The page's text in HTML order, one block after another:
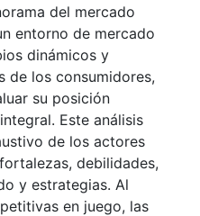
del mercado
entorno de mercado
dinámicos y
de los consumidores,
su posición
Este análisis
de los actores
debilidades,
y estrategias. Al
en juego, las